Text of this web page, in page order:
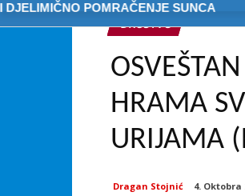
SUNCA PODRŠKA
DRUŠTVO
HRAMA
URIJAMA
Dragan Stojnić 4. Oktobra